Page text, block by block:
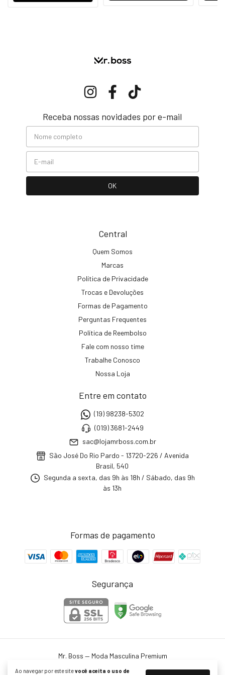
Ao navegar por este sitevocê aceita o uso de
Receba nossas novidades por e-mail
Central
Quem Somos
Marcas
Política de Privacidade
Trocas e Devoluções
Formas de Pagamento
Perguntas Frequentes
Política de Reembolso
Fale com nosso time
Trabalhe Conosco
Nossa Loja
Entre em contato
(19) 98238-5302
(019) 3681-2449
sac@lojamrboss.com.br
São José Do Rio Pardo - 13720-226 / Avenida
Brasil, 540
Segunda a sexta, das 9h às 18h / Sábado, das 9h
às 13h
Formas de pagamento
Segurança
Mr. Boss — Moda Masculina Premium